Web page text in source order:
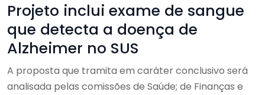
Projeto inclui exame de sangue
que detecta a doença de
Alzheimer no SUS
A proposta que tramita em caráter conclusivo será
analisada pelas comissões de Saúde; de Finanças e